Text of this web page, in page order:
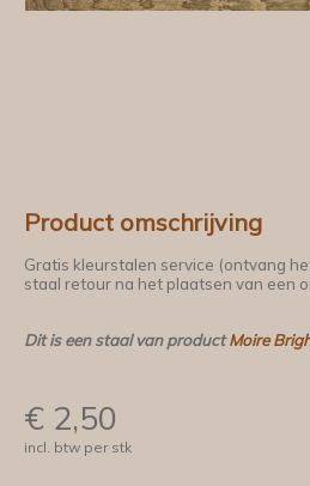
Product omschrijving
Gratis kleurstalen service (ontvang
staal retour na het plaatsen van een
Dit is een staal van productMoire
€ 2,50
incl. btw per stk